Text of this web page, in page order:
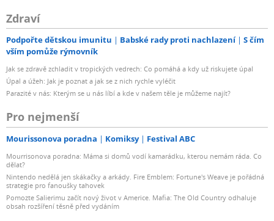
Zdraví
Podpořte dětskou imunitu Babské rady proti nachlazení
S čím
vším pomůže rýmovník
Jak se zdravě zchladit v tropických vedrech: Co pomáhá a kdy už riskujete úpal
Úpal a úžeh: Jak je poznat a jak se z nich rychle vyléčit
Parazité v nás: Kterým se u nás líbí a kde v našem těle je můžeme najít?
Pro nejmenší
Mourissonova poradna Komiksy Festival ABC
Mourrisonova poradna: Máma si domů vodí kamarádku, kterou nemám ráda. Co
dělat?
Nintendo nedělá jen skákačky a arkády. Fire Emblem: Fortune's Weave je pořádná
strategie pro fanoušky tahovek
Pomozte Salierimu začít nový život v Americe. Mafia: The Old Country odhaluje
obsah rozšíření těsně před vydáním